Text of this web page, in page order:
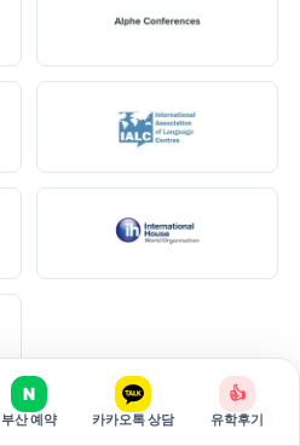
N
부산 예약 카카오톡 상담
👍
유학후기